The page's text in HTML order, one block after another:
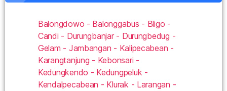
Balongdowo - Balonggabus - Bligo -
Candi - Durungbanjar - Durungbedug -
Gelam - Jambangan - Kalipecabean -
Karangtanjung - Kebonsari -
Kedungkendo - Kedungpeluk -
Kendalpecabean - Klurak - Larangan -